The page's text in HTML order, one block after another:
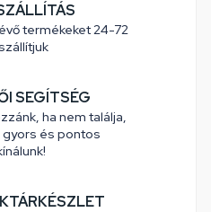
termékeket 24-72
SEGÍTSÉG
ha nem találja,
gyors és pontos